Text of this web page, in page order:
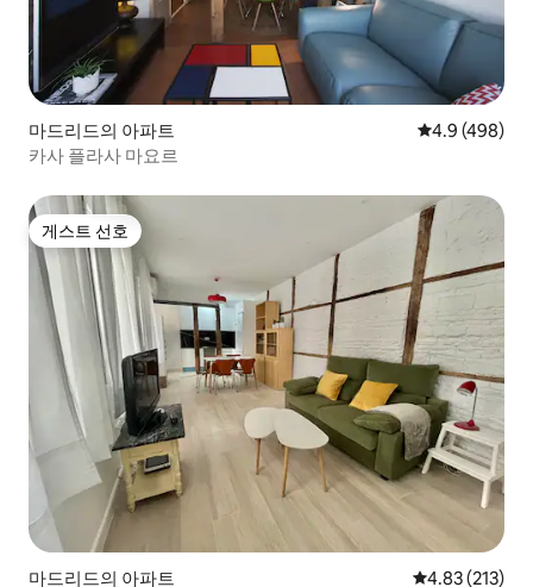
마드리드의 아파트 평점 4.9점(5
4.9 (498)
카사 플라사 마요르
게스트 선호
게스트 선호
마드리드의 아파트 평점 4.83점(5
4.83 (213)